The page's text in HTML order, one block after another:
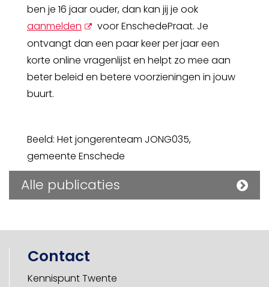
ben je 16 jaar ouder, dan kan jij je ook
aanmelden opent
nieuw
scherm
voor EnschedePraat. Je
ontvangt dan een paar keer per jaar een
korte online vragenlijst en helpt zo mee aan
beter beleid en betere voorzieningen in jouw
buurt.
Beeld: Het jongerenteam JONG035,
gemeente Enschede
Alle publicaties
Contact
Kennispunt Twente